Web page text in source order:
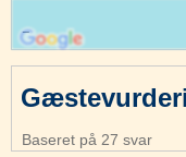
Baseret på 27 svar